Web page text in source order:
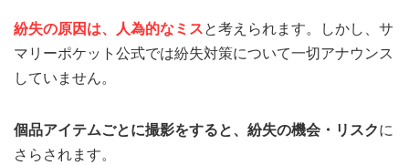
紛失の原因は、人為的なミスと考えられます。しかし、サ
マリーポケット公式では紛失対策について一切アナウンス
していません。
個品アイテムごとに撮影をすると、紛失の機会・リスクに
さらされます。